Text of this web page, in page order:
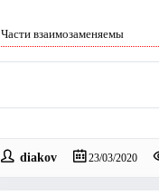
Части взаимозаменяемы
diakov 23/03/2020